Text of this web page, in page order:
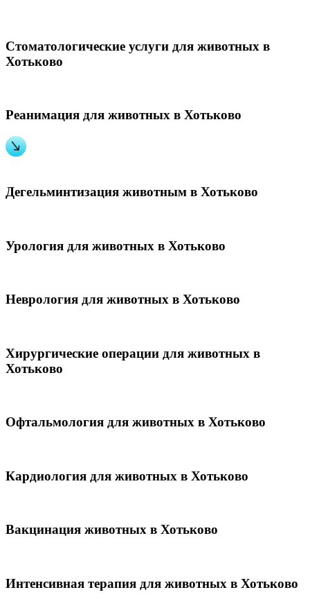
Стоматологические услуги для животных в
Хотьково
Реанимация для животных в Хотьково
Дегельминтизация животным в Хотьково
Урология для животных в Хотьково
Неврология для животных в Хотьково
Хирургические операции для животных в
Хотьково
Офтальмология для животных в Хотьково
Кардиология для животных в Хотьково
Вакцинация животных в Хотьково
Интенсивная терапия для животных в Хотьково